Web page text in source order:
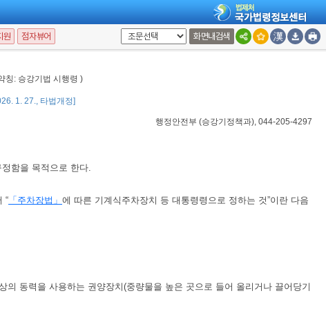
원 점자뷰어 화면내검색
칭: 승강기법 시행령 )
1. 27., 타법개정]
행정안전부 (승강기정책과), 044-205-4297
함을 목적으로 한다.
“ 「주차장법」 에 따른 기계식주차장치 등 대통령령으로 정하는 것”이란 다음
의 동력을 사용하는 권양장치(중량물을 높은 곳으로 들어 올리거나 끌어당기